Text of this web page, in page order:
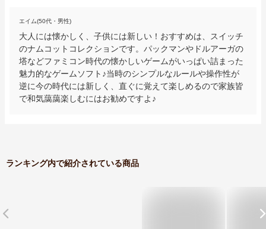
エイム(50代・男性)
大人には懐かしく、子供には新しい！おすすめは、スイッチ
のナムコットコレクションです。パックマンやドルアーガの
塔などファミコン時代の懐かしいゲームがいっぱい詰まった
魅力的なゲームソフト♪当時のシンプルなルールや操作性が
逆に今の時代には新しく、直ぐに覚えて楽しめるので家族皆
で和気藹藹楽しむにはお勧めですよ♪
ランキング内で紹介されている商品